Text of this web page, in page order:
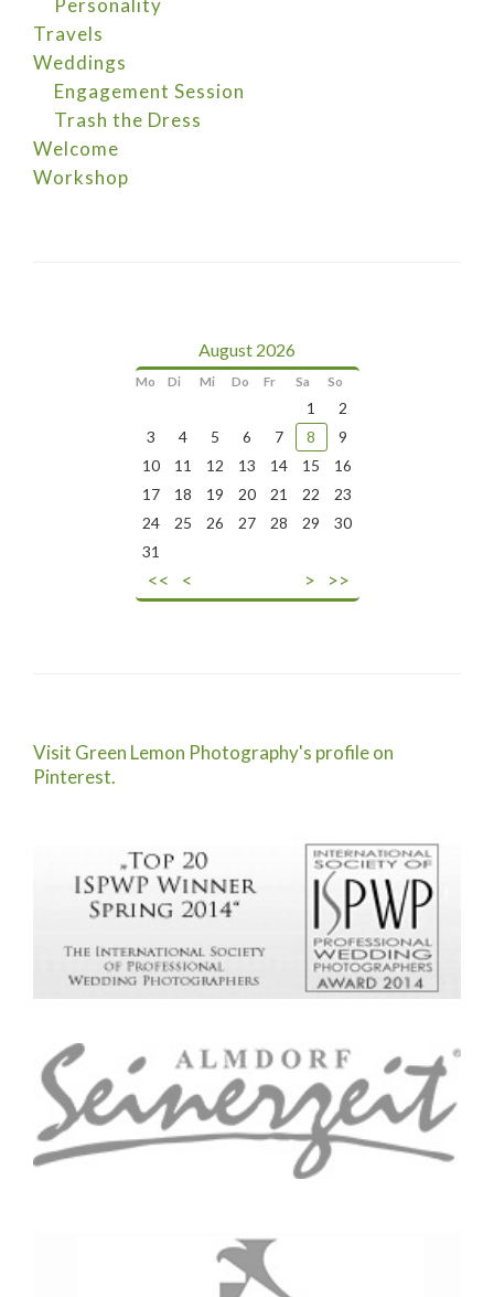
Travels
Weddings
Engagement Session
Trash the Dress
Welcome
Workshop
August 2026
Mo Di Mi Do Fr Sa So
<< < > >>
1
2
3
4 5 6 7 8
9
10
11 12 13 14 15
16
17
18 19 20 21 22
23
24
25 26 27 28 29
30
31
Visit Green Lemon Photography's profile on
Pinterest.